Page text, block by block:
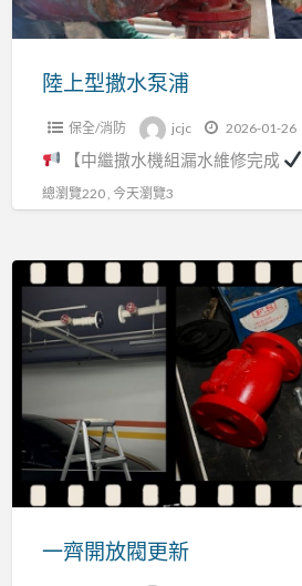
陸上型撒水泵浦
保全/消防 jcjc 2026-01-26
【中繼撒水機組漏水維修完成
總瀏覽220 , 今天瀏覽3
一
開
放
更
新
一齊開放閥更新